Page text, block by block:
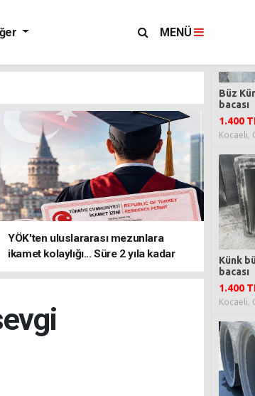
MENÜ
YÖK'ten uluslararası mezunlara
ikamet kolaylığı... Süre 2 yıla kadar
uzatılabilecek